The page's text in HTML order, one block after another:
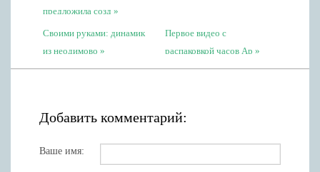
предложила созд
Своими руками: динамик
из неодимово
Первое видео с
распаковкой часов Ap
Добавить комментарий:
Ваше имя: